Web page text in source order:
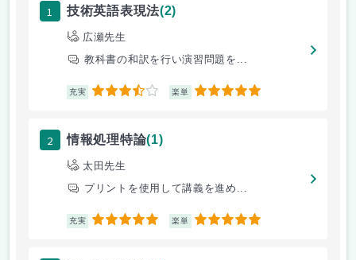
1 技術英語表現法(2)
広瀬先生
教科書の和訳を行い演習問題を...
充実 3.5 楽単 5
2 情報処理特論(1)
太田先生
プリントを使用して講義を進め...
充実 5 楽単 5